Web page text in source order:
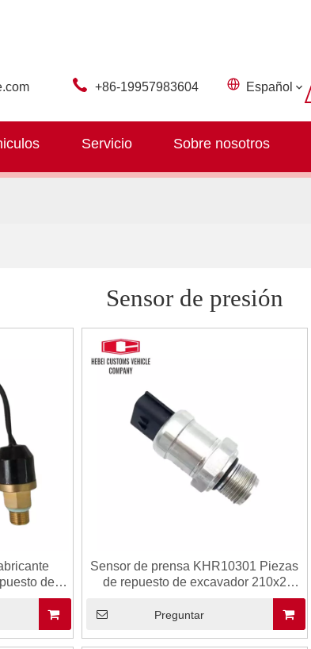
+86-19957983604 Español
Servicio Sobre nosotros
Sensor de presión
de
la caja
CX240
Sensor de prensa KHR10301 Piezas
de repuesto de excavador 210x2
Sensor de presión para Sumitomo
Case CX210B CX240B SH210LC-5A
Preguntar